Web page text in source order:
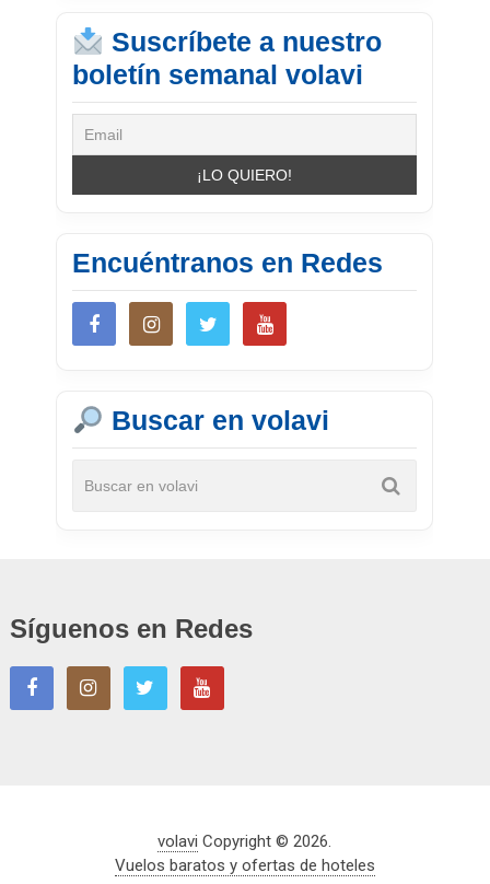
Suscríbete a nuestro
boletín semanal volavi
Encuéntranos en Redes
Buscar en volavi
Síguenos en Redes
volavi Copyright © 2026.
Vuelos baratos y ofertas de hoteles